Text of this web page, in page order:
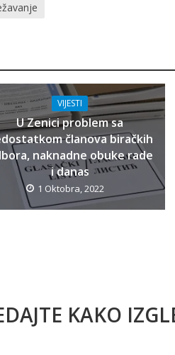
VIJESTI
U Zenici problem sa
članova biračkih
naknadne obuke rade
i danas
1 Oktobra, 2022
KAKO